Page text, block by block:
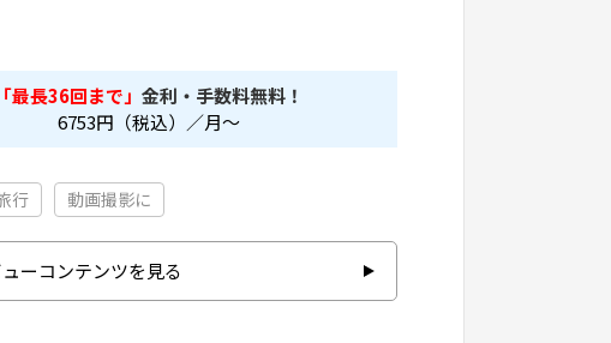
「最長36回まで」 金利・手数料無料！
6753円（税込）／月～
行 動画撮影に
ーコンテンツを見る